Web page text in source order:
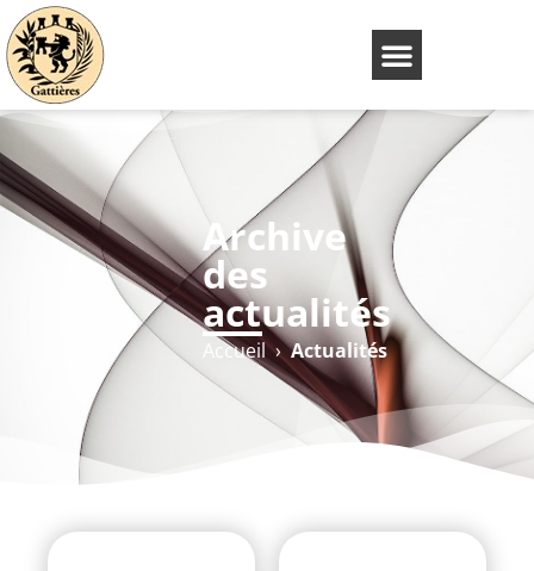
Archive
des
actualités
Accueil›Actualités